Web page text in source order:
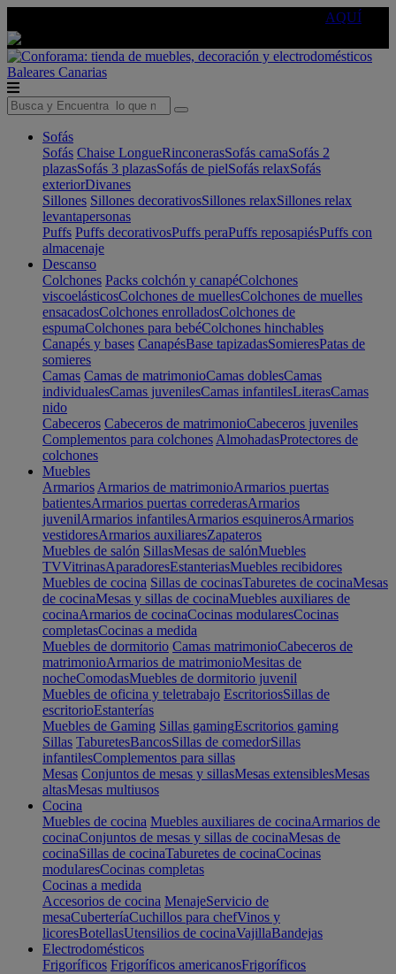
AQUÍ
Baleares Canarias
Sofás
Sofás Chaise LongueRinconerasSofás camaSofás 2
plazasSofás 3 plazasSofás de pielSofás relaxSofás
exteriorDivanes
Sillones Sillones decorativosSillones relaxSillones relax
levantapersonas
Puffs Puffs decorativosPuffs peraPuffs reposapiésPuffs con
almacenaje
Descanso
Colchones Packs colchón y canapéColchones
viscoelásticosColchones de muellesColchones de muelles
ensacadosColchones enrolladosColchones de
espumaColchones para bebéColchones hinchables
Canapés y bases CanapésBase tapizadasSomieresPatas de
somieres
Camas Camas de matrimonioCamas doblesCamas
individualesCamas juvenilesCamas infantilesLiterasCamas
nido
Cabeceros Cabeceros de matrimonioCabeceros juveniles
Complementos para colchones AlmohadasProtectores de
colchones
Muebles
Armarios Armarios de matrimonioArmarios puertas
batientesArmarios puertas correderasArmarios
juvenilArmarios infantilesArmarios esquinerosArmarios
vestidoresArmarios auxiliaresZapateros
Muebles de salón SillasMesas de salónMuebles
TVVitrinasAparadoresEstanteriasMuebles recibidores
Muebles de cocina Sillas de cocinasTaburetes de cocinaMesas
de cocinaMesas y sillas de cocinaMuebles auxiliares de
cocinaArmarios de cocinaCocinas modularesCocinas
completasCocinas a medida
Muebles de dormitorio Camas matrimonioCabeceros de
matrimonioArmarios de matrimonioMesitas de
nocheComodasMuebles de dormitorio juvenil
Muebles de oficina y teletrabajo EscritoriosSillas de
escritorioEstanterías
Muebles de Gaming Sillas gamingEscritorios gaming
Sillas TaburetesBancosSillas de comedorSillas
infantilesComplementos para sillas
Mesas Conjuntos de mesas y sillasMesas extensiblesMesas
altasMesas multiusos
Cocina
Muebles de cocina Muebles auxiliares de cocinaArmarios de
cocinaConjuntos de mesas y sillas de cocinaMesas de
cocinaSillas de cocinaTaburetes de cocinaCocinas
modularesCocinas completas
Cocinas a medida
Accesorios de cocina MenajeServicio de
mesaCuberteríaCuchillos para chefVinos y
licoresBotellasUtensilios de cocinaVajillaBandejas
Electrodomésticos
Frigoríficos Frigoríficos americanosFrigoríficos